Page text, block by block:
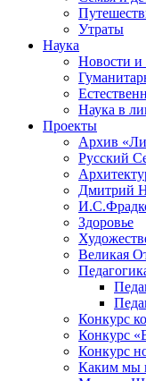
Утраты
Наука
Новости и
Наука в
Проекты
Архив
Русский
Дмитрий
Здоровье
Великая
Конкурс
Конкурс
Конкурс
Каким мы